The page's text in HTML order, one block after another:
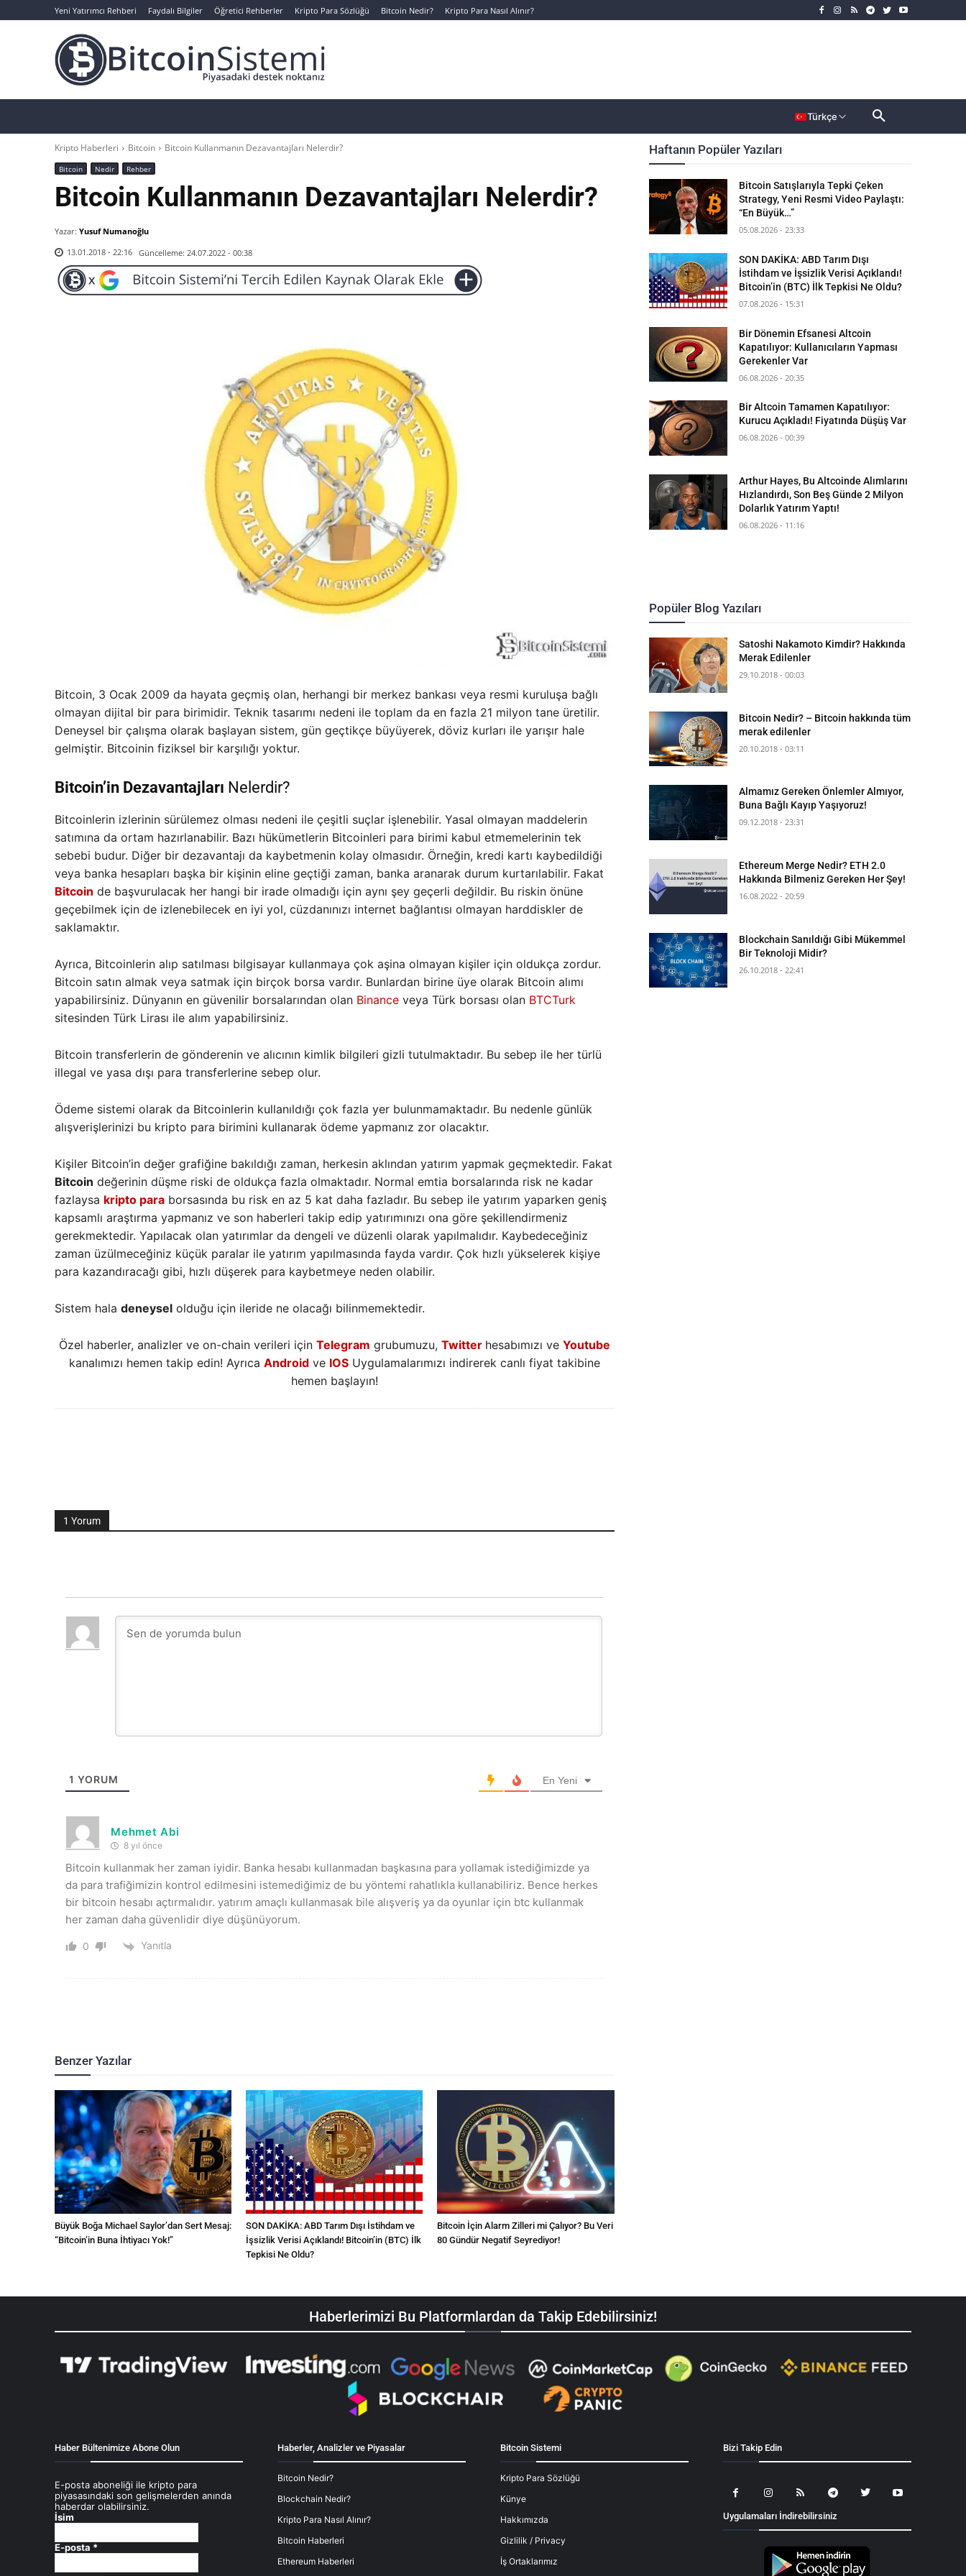
Yeni Yatırımcı Rehberi Faydalı Bilgiler Öğretici Rehberler Kripto Para Sözlüğü Bitcoin Nedir? Kripto Para Nasıl Alınır?
Türkçe
Kripto Haberleri Bitcoin Bitcoin Kullanmanın Dezavantajları Nelerdir?
Bitcoin Nedir Rehber
Bitcoin Kullanmanın Dezavantajları Nelerdir?
Yazar: Yusuf Numanoğlu
13.01.2018 - 22:16 Güncelleme: 24.07.2022 - 00:38
Bitcoin, 3 Ocak 2009 da hayata geçmiş olan, herhangi bir merkez bankası veya resmi kuruluşa bağlı
olmayan dijital bir para birimidir. Teknik tasarımı nedeni ile toplam da en fazla 21 milyon tane üretilir.
Deneysel bir çalışma olarak başlayan sistem, gün geçtikçe büyüyerek, döviz kurları ile yarışır hale
gelmiştir. Bitcoinin fiziksel bir karşılığı yoktur.
Bitcoin’in Dezavantajları Nelerdir?
Bitcoinlerin izlerinin sürülemez olması nedeni ile çeşitli suçlar işlenebilir. Yasal olmayan maddelerin
satımına da ortam hazırlanabilir. Bazı hükümetlerin Bitcoinleri para birimi kabul etmemelerinin tek
sebebi budur. Diğer bir dezavantajı da kaybetmenin kolay olmasıdır. Örneğin, kredi kartı kaybedildiği
veya banka hesapları başka bir kişinin eline geçtiği zaman, banka aranarak durum kurtarılabilir. Fakat
Bitcoin de başvurulacak her hangi bir irade olmadığı için aynı şey geçerli değildir. Bu riskin önüne
geçebilmek için de izlenebilecek en iyi yol, cüzdanınızı internet bağlantısı olmayan harddiskler de
saklamaktır.
Ayrıca, Bitcoinlerin alıp satılması bilgisayar kullanmaya çok aşina olmayan kişiler için oldukça zordur.
Bitcoin satın almak veya satmak için birçok borsa vardır. Bunlardan birine üye olarak Bitcoin alımı
yapabilirsiniz. Dünyanın en güvenilir borsalarından olan Binance veya Türk borsası olan BTCTurk
sitesinden Türk Lirası ile alım yapabilirsiniz.
Bitcoin transferlerin de gönderenin ve alıcının kimlik bilgileri gizli tutulmaktadır. Bu sebep ile her türlü
illegal ve yasa dışı para transferlerine sebep olur.
Ödeme sistemi olarak da Bitcoinlerin kullanıldığı çok fazla yer bulunmamaktadır. Bu nedenle günlük
alışverişlerinizi bu kripto para birimini kullanarak ödeme yapmanız zor olacaktır.
Kişiler Bitcoin’in değer grafiğine bakıldığı zaman, herkesin aklından yatırım yapmak geçmektedir. Fakat
Bitcoin değerinin düşme riski de oldukça fazla olmaktadır. Normal emtia borsalarında risk ne kadar
fazlaysa kripto para borsasında bu risk en az 5 kat daha fazladır. Bu sebep ile yatırım yaparken geniş
kapsamlı araştırma yapmanız ve son haberleri takip edip yatırımınızı ona göre şekillendirmeniz
gerekmektedir. Yapılacak olan yatırımlar da dengeli ve düzenli olarak yapılmalıdır. Kaybedeceğiniz
zaman üzülmeceğiniz küçük paralar ile yatırım yapılmasında fayda vardır. Çok hızlı yükselerek kişiye
para kazandıracağı gibi, hızlı düşerek para kaybetmeye neden olabilir.
Sistem hala deneysel olduğu için ileride ne olacağı bilinmemektedir.
Özel haberler, analizler ve on-chain verileri için Telegram grubumuzu, Twitter hesabımızı ve Youtube
kanalımızı hemen takip edin! Ayrıca Androidve IOSUygulamalarımızı indirerek canlı fiyat takibine
hemen başlayın!
1 Yorum
1 YORUM En Yeni
Mehmet Abi
8 yıl önce
Bitcoin kullanmak her zaman iyidir. Banka hesabı kullanmadan başkasına para yollamak istediğimizde ya
da para trafiğimizin kontrol edilmesini istemediğimiz de bu yöntemi rahatlıkla kullanabiliriz. Bence herkes
bir bitcoin hesabı açtırmalıdır. yatırım amaçlı kullanmasak bile alışveriş ya da oyunlar için btc kullanmak
her zaman daha güvenlidir diye düşünüyorum.
0 Yanıtla
Benzer Yazılar
Büyük Boğa Michael Saylor’dan Sert Mesaj:
“Bitcoin’in Buna İhtiyacı Yok!”
SON DAKİKA: ABD Tarım Dışı İstihdam ve
İşsizlik Verisi Açıklandı! Bitcoin’in (BTC) İlk
Tepkisi Ne Oldu?
Bitcoin İçin Alarm Zilleri mi Çalıyor? Bu Veri
80 Gündür Negatif Seyrediyor!
Haftanın Popüler Yazıları
Bitcoin Satışlarıyla Tepki Çeken
Strategy, Yeni Resmi Video Paylaştı:
“En Büyük…”
05.08.2026 - 23:33
SON DAKİKA: ABD Tarım Dışı
İstihdam ve İşsizlik Verisi Açıklandı!
Bitcoin’in (BTC) İlk Tepkisi Ne Oldu?
07.08.2026 - 15:31
Bir Dönemin Efsanesi Altcoin
Kapatılıyor: Kullanıcıların Yapması
Gerekenler Var
06.08.2026 - 20:35
Bir Altcoin Tamamen Kapatılıyor:
Kurucu Açıkladı! Fiyatında Düşüş Var
06.08.2026 - 00:39
Arthur Hayes, Bu Altcoinde Alımlarını
Hızlandırdı, Son Beş Günde 2 Milyon
Dolarlık Yatırım Yaptı!
06.08.2026 - 11:16
Popüler Blog Yazıları
Satoshi Nakamoto Kimdir? Hakkında
Merak Edilenler
29.10.2018 - 00:03
Bitcoin Nedir? – Bitcoin hakkında tüm
merak edilenler
20.10.2018 - 03:11
Almamız Gereken Önlemler Almıyor,
Buna Bağlı Kayıp Yaşıyoruz!
09.12.2018 - 23:31
Ethereum Merge Nedir? ETH 2.0
Hakkında Bilmeniz Gereken Her Şey!
16.08.2022 - 20:59
Blockchain Sanıldığı Gibi Mükemmel
Bir Teknoloji Midir?
26.10.2018 - 22:41
Haberlerimizi Bu Platformlardan da Takip Edebilirsiniz!
Haber Bültenimize Abone Olun
E-posta aboneliği ile kripto para
piyasasındaki son gelişmelerden anında
haberdar olabilirsiniz.
İsim
E-posta *
Haberler, Analizler ve Piyasalar
Bitcoin Nedir?
Blockchain Nedir?
Kripto Para Nasıl Alınır?
Bitcoin Haberleri
Ethereum Haberleri
Bitcoin Sistemi
Kripto Para Sözlüğü
Künye
Hakkımızda
Gizlilik / Privacy
İş Ortaklarımız
Bizi Takip Edin
Uygulamaları İndirebilirsiniz